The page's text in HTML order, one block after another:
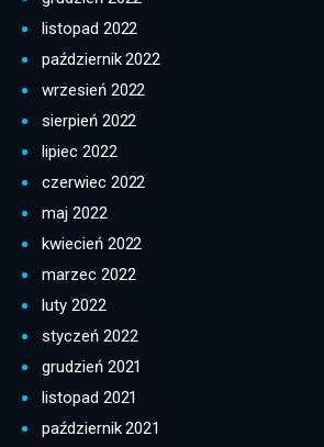
listopad 2022
październik 2022
wrzesień 2022
sierpień 2022
lipiec 2022
czerwiec 2022
maj 2022
kwiecień 2022
marzec 2022
luty 2022
styczeń 2022
grudzień 2021
listopad 2021
październik 2021